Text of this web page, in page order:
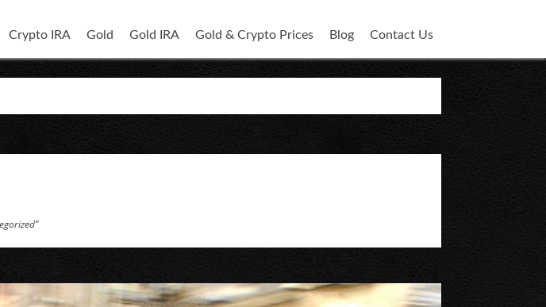
Crypto IRA Gold Gold IRA Gold & Crypto Prices Blog Contact Us